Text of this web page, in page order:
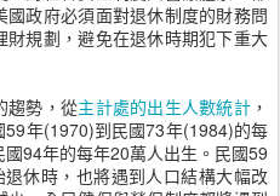
政府必須面對退休制度的財務問
規劃，避免在退休時期犯下重大
趨勢，從主計處的出生人數統計 ，
年(1970)到民國73年(1984)的每
94年的每年20萬人出生。民國59
休時，也將遇到人口結構大幅改